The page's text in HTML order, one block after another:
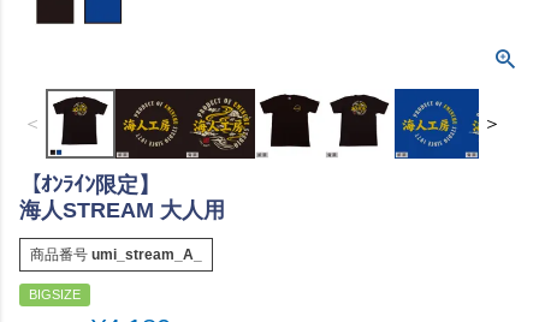
＜ ＞
【ｵﾝﾗｲﾝ限定】
海人STREAM 大人用
商品番号 umi_stream_A_
BIGSIZE